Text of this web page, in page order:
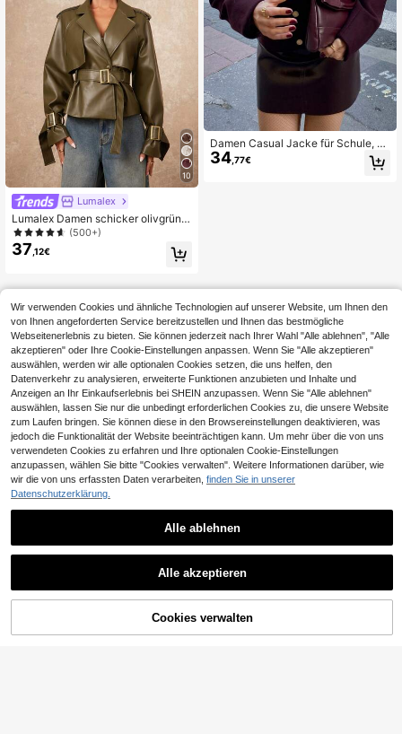
10
Lumalex
Lumalex Damen schicker olivgrüner
kurzer Trenchcoat für den Herbst, e
leganter Mantel mit Raglanärmeln,
Revers und doppelreihiger Knopflei
(500+)
37 ,12€
Damen Casual Jacke für Schule, H
erbst/Winter, einfarbiger Kragen, La
ngarm, mit Taschen, Knöpfen, Einrei
34 ,77€
JETZT EINKAUFEN
Wir verwenden Cookies und ähnliche Technologien auf unserer Website, um Ihnen den
von Ihnen angeforderten Service bereitzustellen und Ihnen das bestmögliche
Webseitenerlebnis zu bieten. Sie können jederzeit nach Ihrer Wahl "Alle ablehnen", "Alle
akzeptieren" oder Ihre Cookie-Einstellungen anpassen. Wenn Sie "Alle akzeptieren"
auswählen, werden wir alle optionalen Cookies setzen, die uns helfen, den
Datenverkehr zu analysieren, erweiterte Funktionen anzubieten und Inhalte und
Anzeigen an Ihr Einkaufserlebnis bei SHEIN anzupassen. Wenn Sie "Alle ablehnen"
auswählen, lassen Sie nur die unbedingt erforderlichen Cookies zu, die unsere Website
zum Laufen bringen. Sie können diese in den Browsereinstellungen deaktivieren, was
jedoch die Funktionalität der Website beeinträchtigen kann. Um mehr über die von uns
verwendeten Cookies zu erfahren und Ihre optionalen Cookie-Einstellungen
anzupassen, wählen Sie bitte "Cookies verwalten". Weitere Informationen darüber, wie
wir die von uns erfassten Daten verarbeiten, finden Sie in unserer
Datenschutzerklärung.
Alle ablehnen
Alle akzeptieren
Cookies verwalten